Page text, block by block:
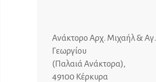
Ανάκτορο Αρχ. Μιχαήλ & Αγ.
Γεωργίου
(Παλαιά Ανάκτορα),
49100 Κέρκυρα